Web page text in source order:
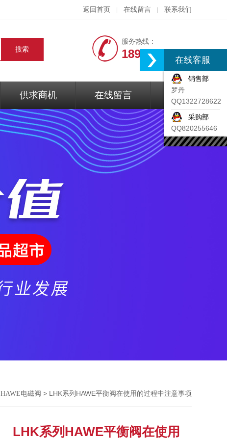
返回首页 在线留言 联系我们
服务热线：
18917074297
供求商机 在线留言 联系我们
HAWE电磁阀 > LHK系列HAWE平衡阀在使用的过程中注意事项
LHK系列HAWE平衡阀在使用
在线客服
销售部
罗丹
QQ1322728622
采购部
QQ820255646